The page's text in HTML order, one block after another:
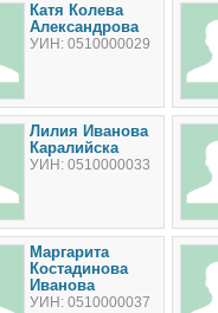
Катя Колева
Александрова
УИН: 0510000029
Лилия Иванова
Каралийска
УИН: 0510000033
Маргарита
Костадинова
Иванова
УИН: 0510000037